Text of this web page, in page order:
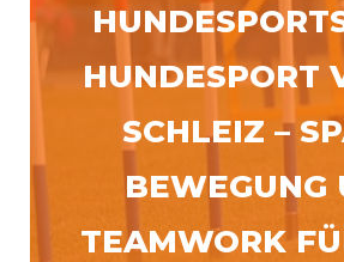
HUNDESPORT
SCHLEIZ –
EWEGUNG
EAMWORK FÜR